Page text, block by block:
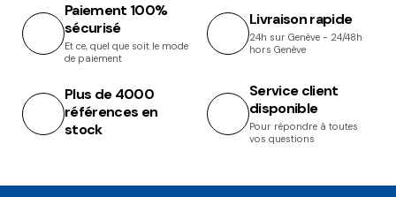
Paiement 100%
sécurisé
Et ce, quel que soit le mode
de paiement
Livraison rapide
24h sur Genève - 24/48h
hors Genève
Plus de 4000
références en
stock
Service client
disponible
Pour répondre à toutes
vos questions